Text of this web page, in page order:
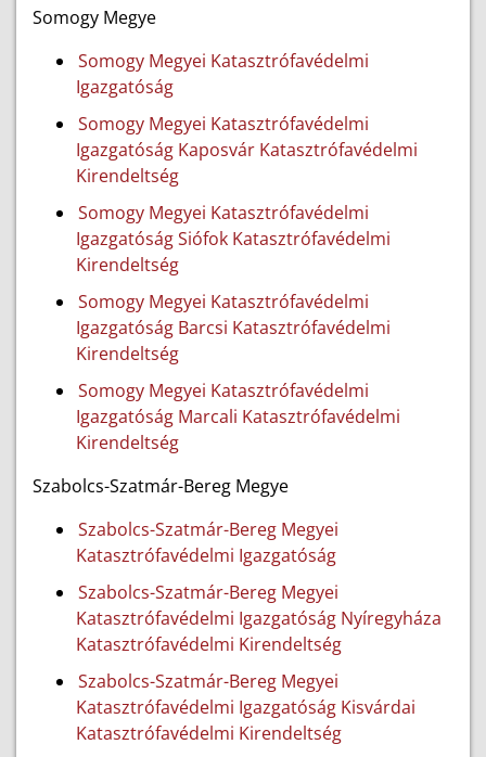
Somogy Megye
Somogy Megyei Katasztrófavédelmi
Igazgatóság
Somogy Megyei Katasztrófavédelmi
Igazgatóság Kaposvár Katasztrófavédelmi
Kirendeltség
Somogy Megyei Katasztrófavédelmi
Igazgatóság Siófok Katasztrófavédelmi
Kirendeltség
Somogy Megyei Katasztrófavédelmi
Igazgatóság Barcsi Katasztrófavédelmi
Kirendeltség
Somogy Megyei Katasztrófavédelmi
Igazgatóság Marcali Katasztrófavédelmi
Kirendeltség
Szabolcs-Szatmár-Bereg Megye
Szabolcs-Szatmár-Bereg Megyei
Katasztrófavédelmi Igazgatóság
Szabolcs-Szatmár-Bereg Megyei
Katasztrófavédelmi Igazgatóság Nyíregyháza
Katasztrófavédelmi Kirendeltség
Szabolcs-Szatmár-Bereg Megyei
Katasztrófavédelmi Igazgatóság Kisvárdai
Katasztrófavédelmi Kirendeltség